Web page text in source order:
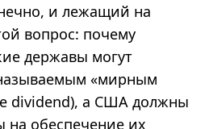
и лежащий на
вопрос: почему
державы могут
«мирным
dividend), а США должны
на обеспечение их